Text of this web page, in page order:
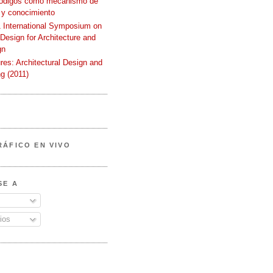
conocimiento
International Symposium on
for Architecture and
Architectural Design and
(2011)
EN VIVO
A